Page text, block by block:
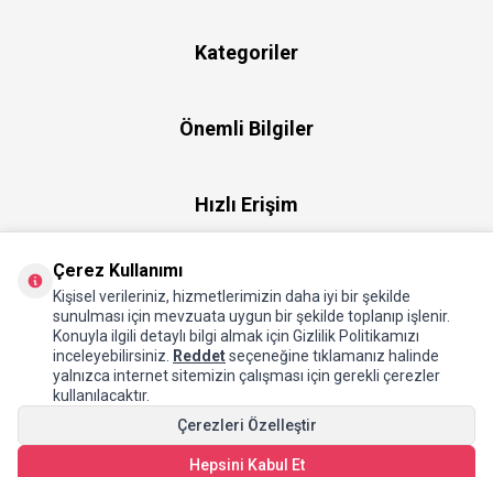
Kategoriler
Önemli Bilgiler
Hızlı Erişim
Hakkımızda
Çerez Kullanımı
Kişisel verileriniz, hizmetlerimizin daha iyi bir şekilde
sunulması için mevzuata uygun bir şekilde toplanıp işlenir.
Konuyla ilgili detaylı bilgi almak için Gizlilik Politikamızı
inceleyebilirsiniz.
Reddetseçeneğine tıklamanız halinde
yalnızca internet sitemizin çalışması için gerekli çerezler
kullanılacaktır.
Çerezleri Özelleştir
Hepsini Kabul Et